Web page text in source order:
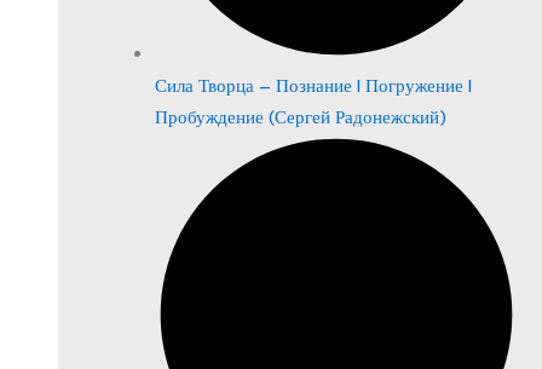
Сила Творца – Познание | Погружение |
Пробуждение (Сергей Радонежский)